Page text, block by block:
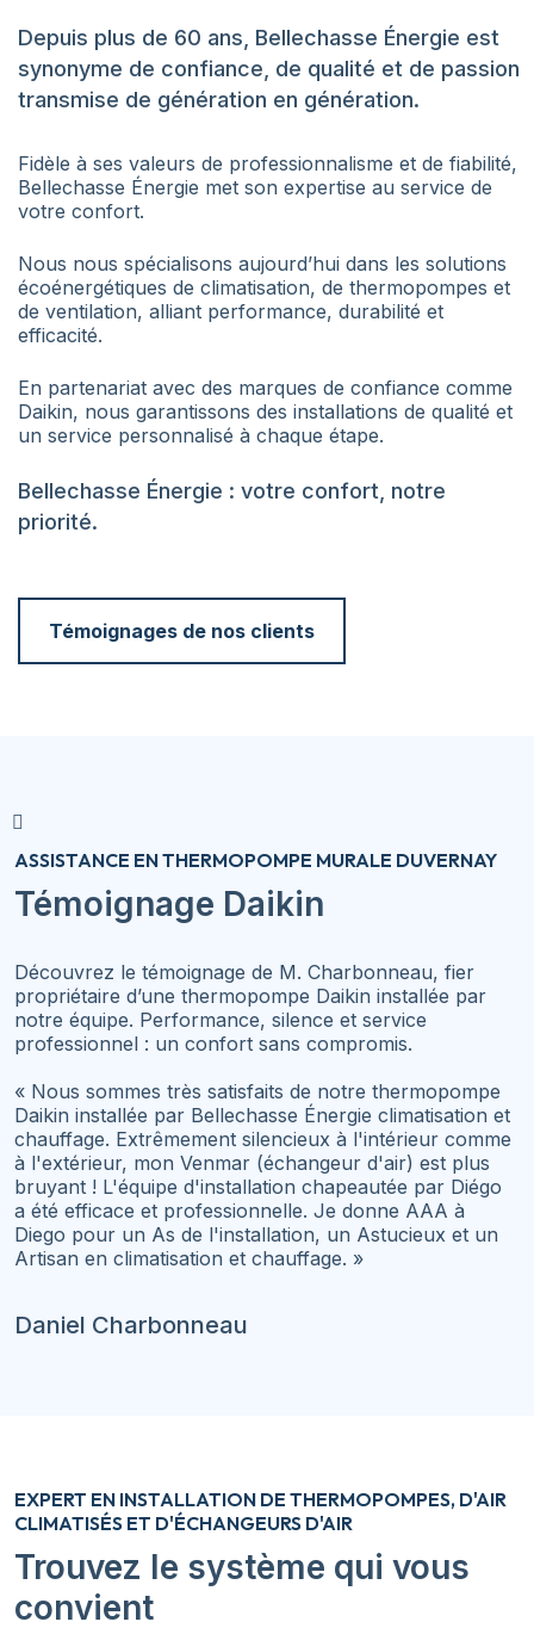
Depuis plus de 60 ans, Bellechasse Énergie est
synonyme de confiance, de qualité et de passion
transmise de génération en génération.
Fidèle à ses valeurs de professionnalisme et de fiabilité,
Bellechasse Énergie met son expertise au service de
votre confort.
Nous nous spécialisons aujourd’hui dans les solutions
écoénergétiques de climatisation, de thermopompes et
de ventilation, alliant performance, durabilité et
efficacité.
En partenariat avec des marques de confiance comme
Daikin, nous garantissons des installations de qualité et
un service personnalisé à chaque étape.
Bellechasse Énergie : votre confort, notre
priorité.
Témoignages de nos clients
ASSISTANCE EN THERMOPOMPE MURALE DUVERNAY
Témoignage Daikin
Découvrez le témoignage de M. Charbonneau, fier
propriétaire d’une thermopompe Daikin installée par
notre équipe. Performance, silence et service
professionnel : un confort sans compromis.
« Nous sommes très satisfaits de notre thermopompe
Daikin installée par Bellechasse Énergie climatisation et
chauffage. Extrêmement silencieux à l'intérieur comme
à l'extérieur, mon Venmar (échangeur d'air) est plus
bruyant ! L'équipe d'installation chapeautée par Diégo
a été efficace et professionnelle. Je donne AAA à
Diego pour un As de l'installation, un Astucieux et un
Artisan en climatisation et chauffage. »
Daniel Charbonneau
EXPERT EN INSTALLATION DE THERMOPOMPES, D'AIR
CLIMATISÉS ET D'ÉCHANGEURS D'AIR
Trouvez le système qui vous
convient